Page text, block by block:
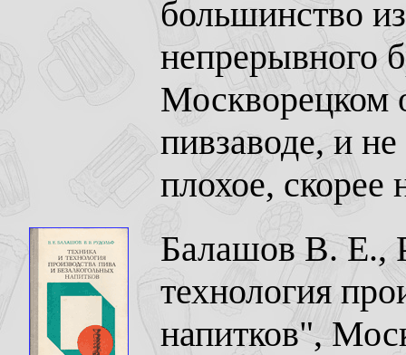
большинство
непрерывного
Москворецком
пивзаводе, и
плохое, скорее
Балашов В. Е.,
технология
напитков",